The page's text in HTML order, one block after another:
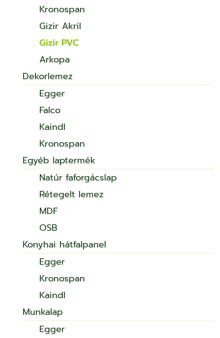
Kronospan
Gizir Akril
Gizir PVC
Arkopa
Dekorlemez
Egger
Falco
Kaindl
Kronospan
Egyéb laptermék
Natúr faforgácslap
Rétegelt lemez
MDF
OSB
Konyhai hátfalpanel
Egger
Kronospan
Kaindl
Munkalap
Egger